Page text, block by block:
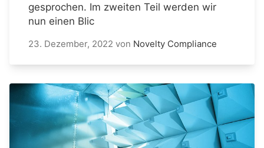
gesprochen. Im zweiten Teil werden wir
nun einen Blic
23. Dezember, 2022 von Novelty Compliance